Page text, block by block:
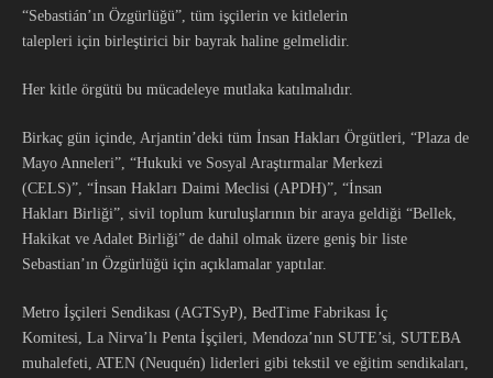
“Sebastián’ın Özgürlüğü”, tüm işçilerin ve kitlelerin
talepleri için birleştirici bir bayrak haline gelmelidir.
Her kitle örgütü bu mücadeleye mutlaka katılmalıdır.
Birkaç gün içinde, Arjantin’deki tüm İnsan Hakları Örgütleri, “Plaza de
Mayo Anneleri”, “Hukuki ve Sosyal Araştırmalar Merkezi
(CELS)”, “İnsan Hakları Daimi Meclisi (APDH)”, “İnsan
Hakları Birliği”, sivil toplum kuruluşlarının bir araya geldiği “Bellek,
Hakikat ve Adalet Birliği” de dahil olmak üzere geniş bir liste
Sebastian’ın Özgürlüğü için açıklamalar yaptılar.
Metro İşçileri Sendikası (AGTSyP), BedTime Fabrikası İç
Komitesi, La Nirva’lı Penta İşçileri, Mendoza’nın SUTE’si, SUTEBA
muhalefeti, ATEN (Neuquén) liderleri gibi tekstil ve eğitim sendikaları,